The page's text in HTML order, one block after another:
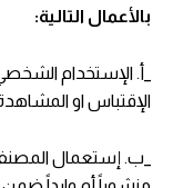
بالأعمال التالية:
_أ. الإستخدام
الإقتباس او المشاهدة
_ب. إستعمال